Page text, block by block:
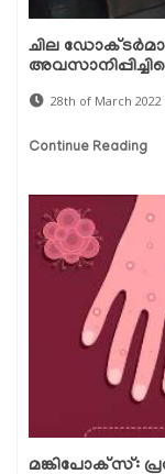
ചില
28th of March 2022
Continue Reading
മങ്കിപോക്‌സ്: